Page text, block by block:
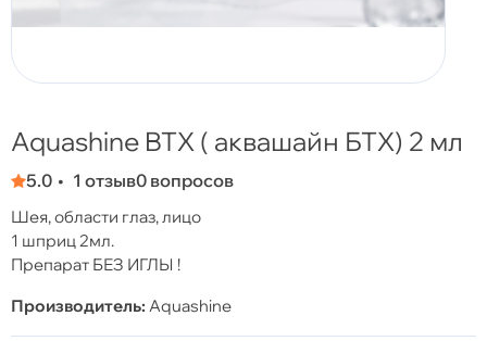
Aquashine BTX ( аквашайн БТХ) 2 мл
5.0 1 отзыв0 вопросов
Шея, области глаз, лицо
1 шприц 2мл.
Препарат БЕЗ ИГЛЫ !
Производитель: Aquashine